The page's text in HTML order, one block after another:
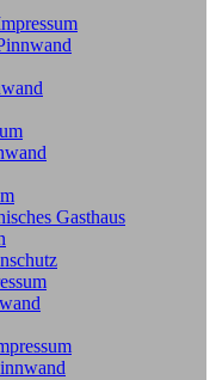
Gasthaus